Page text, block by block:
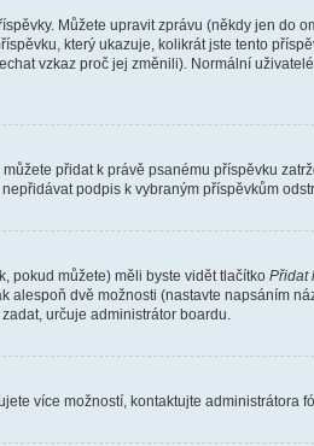
Můžete upravit zprávu (někdy jen do
který ukazuje, kolikrát jste tento
vzkaz proč jej změnili). Normální
můžete přidat k právě psanému příspěvku
podpis k vybraným příspěvkům
pokud můžete) měli byste vidět tlačítko Přidat
alespoň dvě možnosti (nastavte napsáním
určuje administrátor boardu.
více možností, kontaktujte administrátora